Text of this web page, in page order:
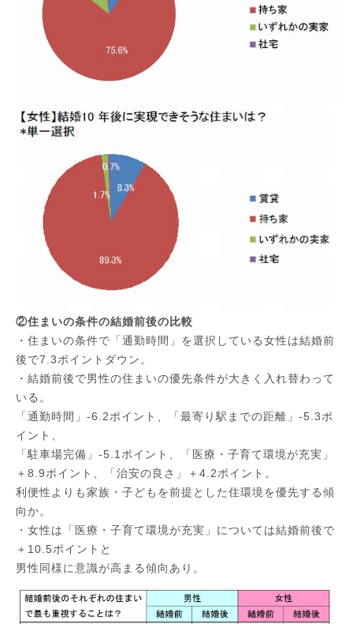
②住まいの条件の結婚前後の比較
・住まいの条件で「通勤時間」を選択している女性は結婚前
後で7.3ポイントダウン。
・結婚前後で男性の住まいの優先条件が大きく入れ替わって
いる。
「通勤時間」-6.2ポイント、「最寄り駅までの距離」-5.3ポ
イント、
「駐車場完備」-5.1ポイント、「医療・子育て環境が充実」
＋8.9ポイント、「治安の良さ」＋4.2ポイント。
利便性よりも家族・子どもを前提とした住環境を優先する傾
向か。
・女性は「医療・子育て環境が充実」については結婚前後で
＋10.5ポイントと
男性同様に意識が高まる傾向あり。